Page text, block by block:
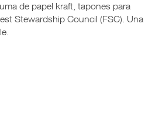
de papel kraft, tapones para
Stewardship Council (FSC). Una